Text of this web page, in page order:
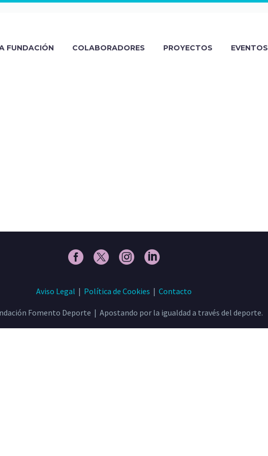
FUNDACIÓN COLABORADORES PROYECTOS EVENTOS
Aviso Legal | Política de Cookies | Contacto
Fomento Deporte | Apostando por la igualdad a través del deporte.